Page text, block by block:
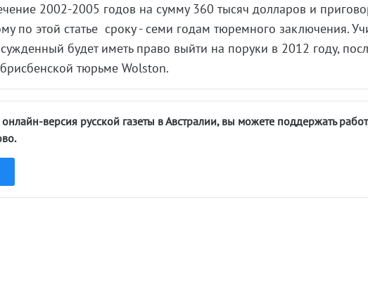
2002-2005 годов на сумму 360 тысяч долларов и
по этой статье сроку - семи годам тюремного заключения.
будет иметь право выйти на поруки в 2012 году,
тюрьме Wolston.
версия русской газеты в Австралии, вы можете поддержать